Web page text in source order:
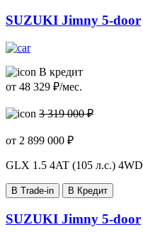
SUZUKI Jimny 5-door
В кредит
от 48 329 ₽/мес.
3 319 000 ₽
от 2 899 000 ₽
GLX 1.5 4AT (105 л.с.) 4WD
В Trade-in В Кредит
SUZUKI Jimny 5-door